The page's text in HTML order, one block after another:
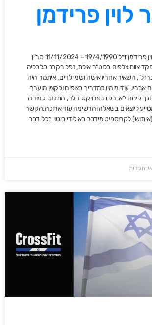
לוין פרידמן
סרן במיל׳ איתמר לוין פרידמן ז״ל 19/4/1990 – 11/11/2024 סר"ן
צוות צלפים בלוט"ר אילת, נפל בקרב בג'בליה
השאיר אחריו אישה ושני ילדים. איתמר היה
עוד מימיו כמדריך בצופים וכקצין מוערך
כיתה י"א, רכז בפרויקט דילר, התנדב כמורה
ליוצאים בשאלה והרשימה עוד ארוכה.הקשר
לקרוספיט מידבר בא לידי ביטוי בכל דבר
אין תגובות